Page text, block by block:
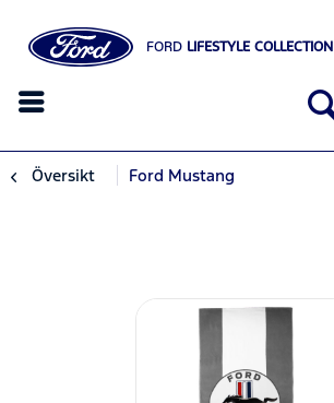
FORD LIFESTYLE COLLECTION
Översikt Ford Mustang